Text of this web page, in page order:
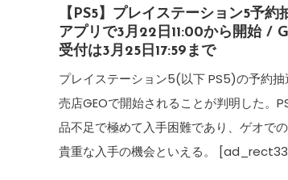
【PS5】プレイステーション5予約
アプリで3月22日11:00から開始 /
受付は3月25日17:59まで
プレイステーション5(以下 PS5)の予約抽
売店GEOで開始されることが判明した。
品不足で極めて入手困難であり、ゲオで
貴重な入手の機会といえる。